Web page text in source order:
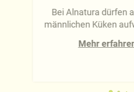
Bei Alnatura dürfen
männlichen Küken
Mehr